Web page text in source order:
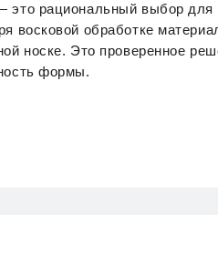
рациональный выбор для
восковой обработке
носке. Это проверенное
формы.